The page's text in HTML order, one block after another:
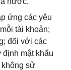
ứng các yêu
tài khoản;
đối với các
định mật khẩu
không sử